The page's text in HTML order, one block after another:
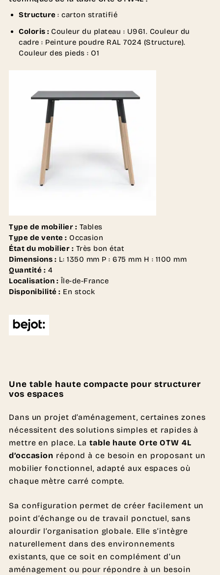
Structure : carton stratifié
Coloris : Couleur du plateau : U961. Couleur du
cadre : Peinture poudre RAL 7024 (Structure).
Couleur des pieds : O1
Type de mobilier : Tables
Type de vente : Occasion
État du mobilier : Très bon état
Dimensions : L: 1350 mm P : 675 mm H : 1100 mm
Quantité : 4
Localisation : Île-de-France
Disponibilité : En stock
Une table haute compacte pour structurer
vos espaces
Dans un projet d’aménagement, certaines zones
nécessitent des solutions simples et rapides à
mettre en place. La table haute Orte OTW 4L
d’occasion répond à ce besoin en proposant un
mobilier fonctionnel, adapté aux espaces où
chaque mètre carré compte.
Sa configuration permet de créer facilement un
point d’échange ou de travail ponctuel, sans
alourdir l’organisation globale. Elle s’intègre
naturellement dans des environnements
existants, que ce soit en complément d’un
aménagement ou pour répondre à un besoin